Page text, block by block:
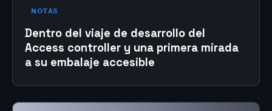
NOTAS
Dentro del viaje de desarrollo del
Access controller y una primera mirada
a su embalaje accesible